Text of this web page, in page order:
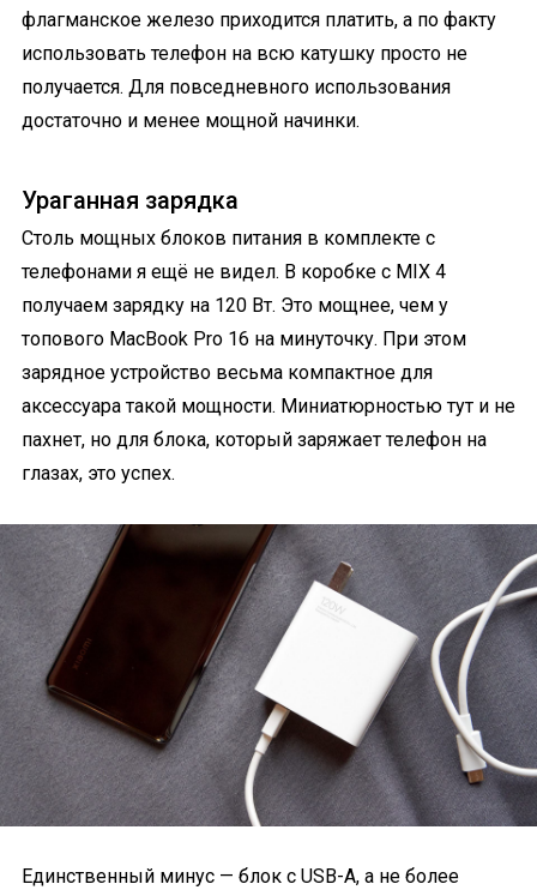
флагманское железо приходится платить, а по факту
использовать телефон на всю катушку просто не
получается. Для повседневного использования
достаточно и менее мощной начинки.
Ураганная зарядка
Столь мощных блоков питания в комплекте с
телефонами я ещё не видел. В коробке с MIX 4
получаем зарядку на 120 Вт. Это мощнее, чем у
топового MacBook Pro 16 на минуточку. При этом
зарядное устройство весьма компактное для
аксессуара такой мощности. Миниатюрностью тут и не
пахнет, но для блока, который заряжает телефон на
глазах, это успех.
Единственный минус — блок с USB-A, а не более